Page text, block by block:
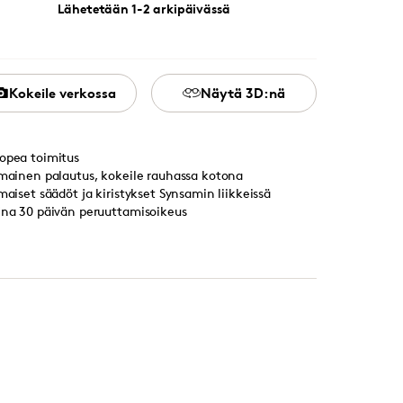
Lähetetään 1-2 arkipäivässä
Kokeile verkossa Näytä 3D:nä
toimitus
palautus, kokeile rauhassa kotona
säädöt ja kiristykset Synsamin liikkeissä
30 päivän peruuttamisoikeus